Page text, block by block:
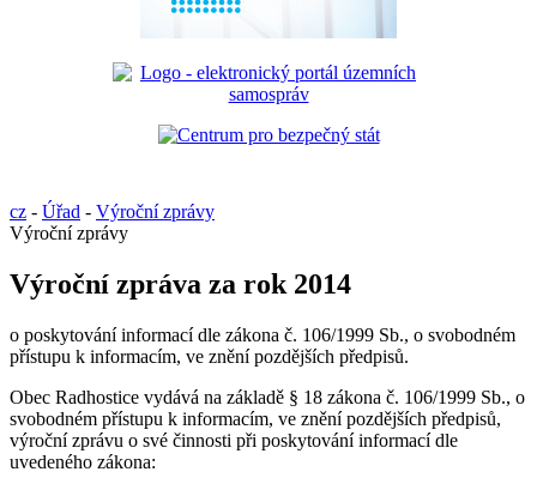
cz - Úřad - Výroční zprávy
Výroční zprávy
Výroční zpráva za rok 2014
o poskytování informací dle zákona č. 106/1999 Sb., o svobodném
přístupu k informacím, ve znění pozdějších předpisů.
Obec Radhostice vydává na základě § 18 zákona č. 106/1999 Sb., o
svobodném přístupu k informacím, ve znění pozdějších předpisů,
výroční zprávu o své činnosti při poskytování informací dle
uvedeného zákona: